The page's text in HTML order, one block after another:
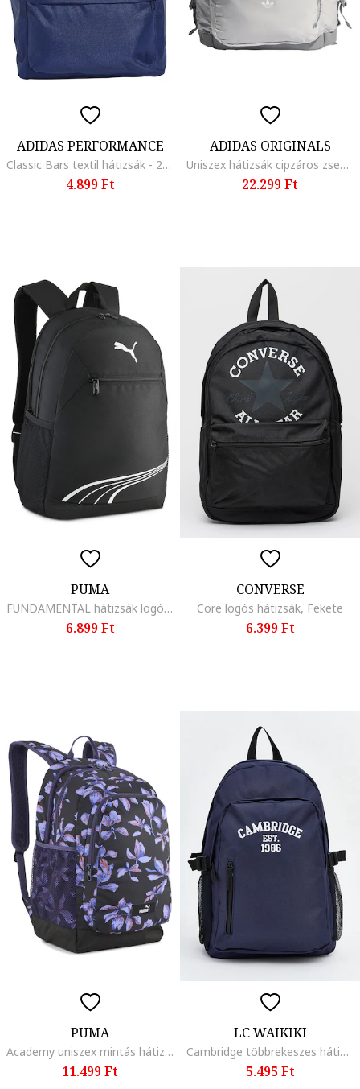
ADIDAS PERFORMANCE
Classic Bars textil hátizsák - 27,5 l, Fehér/Sötétkék
4.899 Ft
ADIDAS ORIGINALS
Uniszex hátizsák cipzáros zsebekkel, Világosszürke
22.299 Ft
PUMA
FUNDAMENTAL hátizsák logóval, Fekete/Fehér
6.899 Ft
CONVERSE
Core logós hátizsák, Fekete
6.399 Ft
PUMA
Academy uniszex mintás hátizsák - 29 l, Fekete/Levendulakék/Lazacszín
11.499 Ft
LC WAIKIKI
Cambridge többrekeszes hátizsák, Tengerészkék
5.495 Ft